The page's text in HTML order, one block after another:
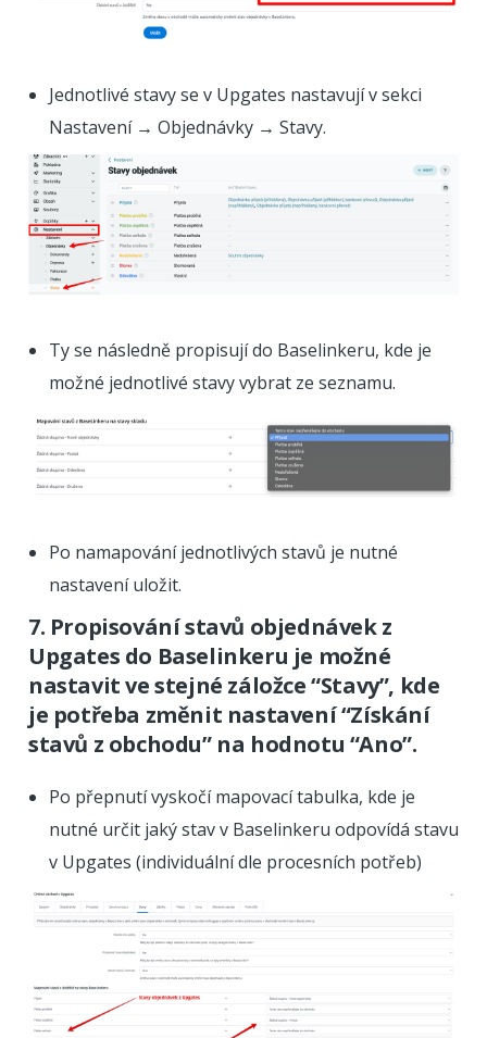
Jednotlivé stavy se v Upgates nastavují v sekci
Nastavení → Objednávky → Stavy.
Ty se následně propisují do Baselinkeru, kde je
možné jednotlivé stavy vybrat ze seznamu.
Po namapování jednotlivých stavů je nutné
nastavení uložit.
7. Propisování stavů objednávek z
Upgates do Baselinkeru je možné
nastavit ve stejné záložce “Stavy”, kde
je potřeba změnit nastavení “Získání
stavů z obchodu” na hodnotu “Ano”.
Po přepnutí vyskočí mapovací tabulka, kde je
nutné určit jaký stav v Baselinkeru odpovídá stavu
v Upgates (individuální dle procesních potřeb)